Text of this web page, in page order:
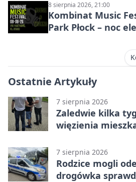
8 sierpnia 2026, 21:00
Kombinat Music
Park Płock – noc
Ostatnie Artykuły
7 sierpnia 2026
Zaledwie kilka
więzienia
7 sierpnia 2026
Rodzice mogli
drogówka